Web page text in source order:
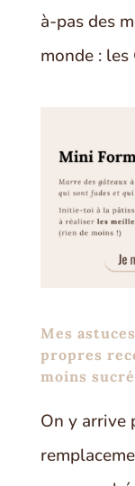
à-pas des
monde : les
Mes
propres
moins
On y arrive